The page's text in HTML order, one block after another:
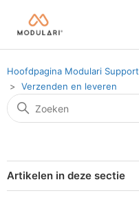
Hoofdpagina Modulari Support
Verzenden en leveren
Artikelen in deze sectie